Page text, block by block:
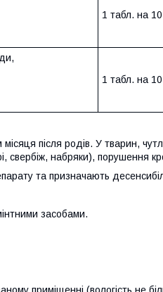
1 табл. на 10
1 табл. на 10
після родів. У тварин,
свербіж, набряки), порушення
та призначають
засобами.